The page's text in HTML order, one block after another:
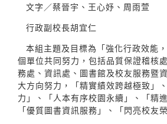
文字／蔡晉宇、王心妤、周雨萱
行政副校長胡宜仁
本組主題及目標為「強化行政效能
個單位共同努力，包括品質保證稽核
務處、資訊處、圖書館及校友服務暨
大方向努力，「精實績效跨越極致」
力」、「人本有序校園永續」、「精
「優質圖書資訊服務」、「閃亮校友